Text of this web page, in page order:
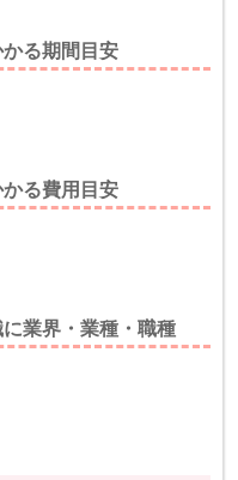
る期間目安
る費用目安
業界・業種・職種